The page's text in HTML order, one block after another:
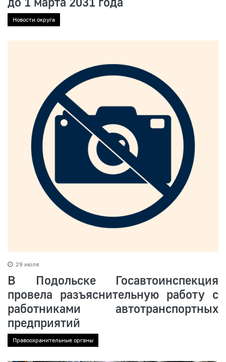
Новости округа
29 июля
В Подольске Госавтоинспекция
провела разъяснительную работу с
работниками автотранспортных
предприятий
Правоохранительные органы